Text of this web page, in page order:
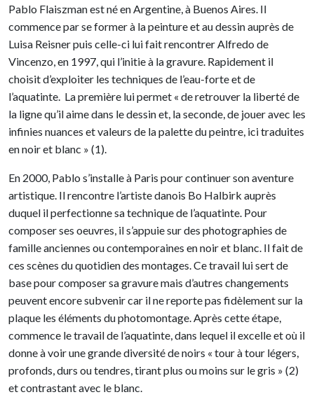
Pablo Flaiszman est né en Argentine, à Buenos Aires. Il
commence par se former à la peinture et au dessin auprès de
Luisa Reisner puis celle-ci lui fait rencontrer Alfredo de
Vincenzo, en 1997, qui l’initie à la gravure. Rapidement il
choisit d’exploiter les techniques de l’eau-forte et de
l’aquatinte. La première lui permet « de retrouver la liberté de
la ligne qu’il aime dans le dessin et, la seconde, de jouer avec les
infinies nuances et valeurs de la palette du peintre, ici traduites
en noir et blanc » (1).
En 2000, Pablo s’installe à Paris pour continuer son aventure
artistique. Il rencontre l’artiste danois Bo Halbirk auprès
duquel il perfectionne sa technique de l’aquatinte. Pour
composer ses oeuvres, il s’appuie sur des photographies de
famille anciennes ou contemporaines en noir et blanc. Il fait de
ces scènes du quotidien des montages. Ce travail lui sert de
base pour composer sa gravure mais d’autres changements
peuvent encore subvenir car il ne reporte pas fidèlement sur la
plaque les éléments du photomontage. Après cette étape,
commence le travail de l’aquatinte, dans lequel il excelle et où il
donne à voir une grande diversité de noirs « tour à tour légers,
profonds, durs ou tendres, tirant plus ou moins sur le gris » (2)
et contrastant avec le blanc.